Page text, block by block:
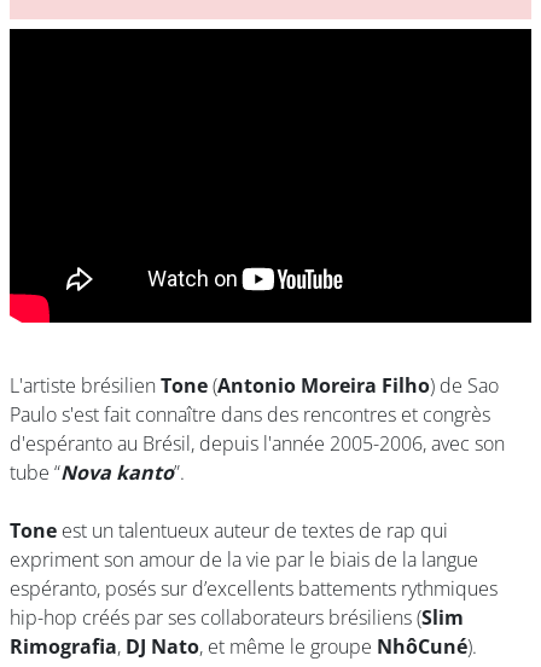
L'artiste brésilienTone(Antonio Moreira Filho) de Sao
Paulo s'est fait connaître dans des rencontres et congrès
d'espéranto au Brésil, depuis l'année 2005-2006, avec son
tube “Nova kanto”.
Tone est un talentueux auteur de textes de rap qui
expriment son amour de la vie par le biais de la langue
espéranto, posés sur d’excellents battements rythmiques
hip-hop créés par ses collaborateurs brésiliens (Slim
Rimografia, DJ Nato, et même le groupe NhôCuné).